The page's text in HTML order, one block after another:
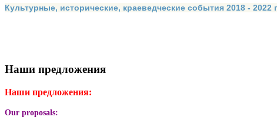
Культурные, исторические, краеведческие события 2018 - 2022
Наши предложения
Наши предложения:
Our proposals: